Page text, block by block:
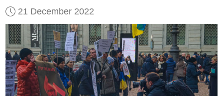
21 December 2022